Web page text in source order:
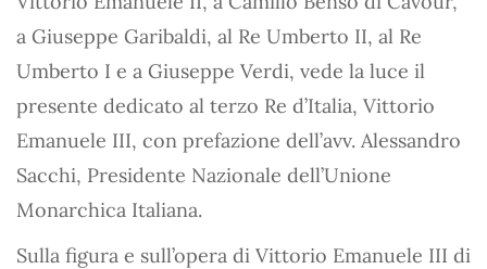
a Giuseppe Garibaldi, al Re Umberto II, al Re
Umberto I e a Giuseppe Verdi, vede la luce il
presente dedicato al terzo Re d’Italia, Vittorio
Emanuele III, con prefazione dell’avv. Alessandro
Sacchi, Presidente Nazionale dell’Unione
Monarchica Italiana.
Sulla figura e sull’opera di Vittorio Emanuele III di